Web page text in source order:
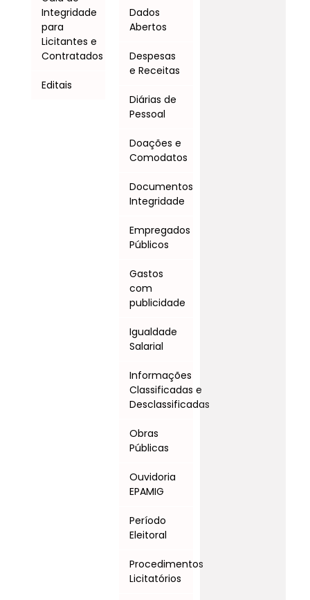
Integridade
para
Licitantes e
Contratados
Editais
Dados
Abertos
Despesas
e Receitas
Diárias de
Pessoal
Doações e
Comodatos
Documentos
Integridade
Empregados
Públicos
Gastos
com
publicidade
Igualdade
Salarial
Informações
Classificadas e
Desclassificadas
Obras
Públicas
Ouvidoria
EPAMIG
Período
Eleitoral
Procedimentos
Licitatórios